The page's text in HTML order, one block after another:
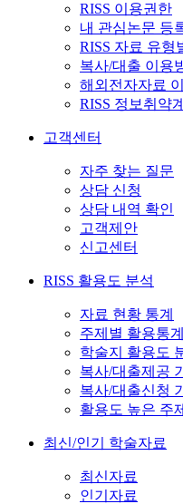
RISS 이용권한
내 관심논문 등
RISS 자료 유형
복사/대출 이용
해외전자자료
RISS 정보취약
고객센터
자주 찾는 질문
상담 신청
상담 내역 확인
고객제안
신고센터
RISS 활용도 분석
자료 현황 통계
주제별 활용통
학술지 활용도
복사/대출제공
복사/대출신청
활용도 높은 주제
최신/인기 학술자료
최신자료
인기자료